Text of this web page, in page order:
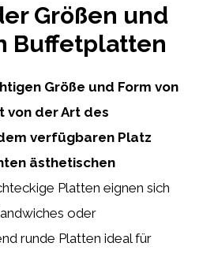
Größen und
Buffetplatten
Größe und Form von
von der Art des
verfügbaren Platz
ästhetischen
Platten eignen sich
oder
runde Platten ideal für